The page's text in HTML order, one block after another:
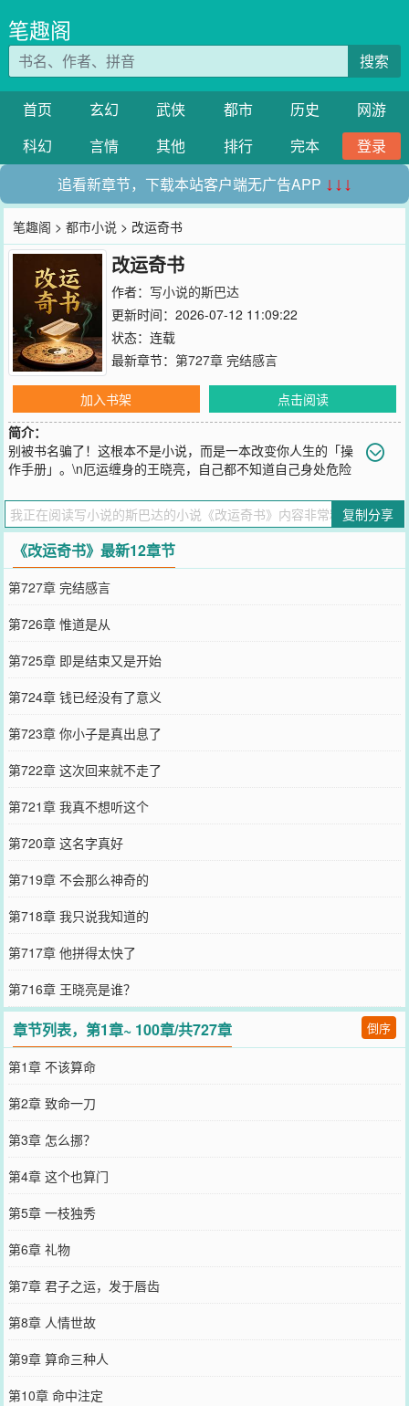
笔趣阁
搜索
首页 玄幻 武侠 都市 历史
网游
科幻
言情 其他 排行 完本
登录
追看新章节，下载本站客户端无广告APP ↓↓↓
笔趣阁 >都市小说 > 改运奇书
改运奇书
作者： 写小说的斯巴达
更新时间：2026-07-12 11:09:22
状态：连载
最新章节： 第727章 完结感言
加入书架
点击阅读
简介：
别被书名骗了！这根本不是小说，而是一本改变你人生的「操
作手册」。\n厄运缠身的王晓亮，自己都不知道自己身处危险
现，财富、地位、爱情、健康唾手可得。\n而这一切，并非全部虚
构。书中每一个改运之法，都记录在此。升职加薪、贵人相助、女神
眷顾、逆转健康……你面临的困境，书中自有答案。「完全可实操，
没有高深的玄学」\n点击阅读，从第一个章节开始，你的命运齿轮，
或许已然开始转动。
您要是觉得《改运奇书
里的朋友推荐哦！
复制分享
《改运奇书》最新12章节
第727章 完结感言
第726章 惟道是从
第725章 即是结束又是开始
第724章 钱已经没有了意义
第723章 你小子是真出息了
第722章 这次回来就不走了
第721章 我真不想听这个
第720章 这名字真好
第719章 不会那么神奇的
第718章 我只说我知道的
第717章 他拼得太快了
第716章 王晓亮是谁？
章节列表，第1章~ 100章/共727章 倒序
第1章 不该算命
第2章 致命一刀
第3章 怎么挪？
第4章 这个也算门
第5章 一枝独秀
第6章 礼物
第7章 君子之运，发于唇齿
第8章 人情世故
第9章 算命三种人
第10章 命中注定